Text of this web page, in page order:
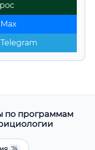
по программам
74